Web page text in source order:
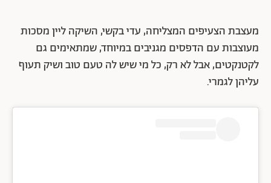
מעצבת הצעיפים המצליחה, עדי בקשי, השיקה ליין מסכות
מעוצבות עם הדפסים מגניבים במיוחד, שמתאימים גם
לקטנקטים, אבל לא רק, כל מי שיש לה טעם טוב ושיק תעוף
עליהן לגמרי.